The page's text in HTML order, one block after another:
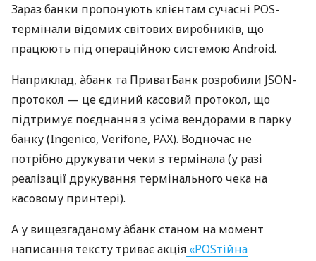
Зараз банки пропонують клієнтам сучасні POS-
термінали відомих світових виробників, що
працюють під операційною системою Android.
Наприклад, àбанк та ПриватБанк розробили JSON-
протокол — це єдиний касовий протокол, що
підтримує поєднання з усіма вендорами в парку
банку (Ingenico, Verifone, PAX). Водночас не
потрібно друкувати чеки з термінала (у разі
реалізації друкування термінального чека на
касовому принтері).
А у вищезгаданому àбанк станом на момент
написання тексту триває акція «POSтійна